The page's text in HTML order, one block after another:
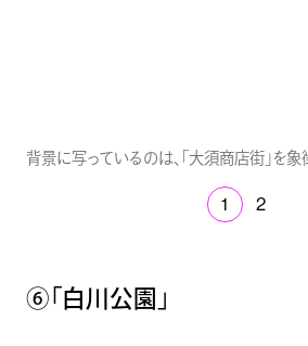
背景に写っているのは、「大須商店街」を象
1 2
⑥「白川公園」